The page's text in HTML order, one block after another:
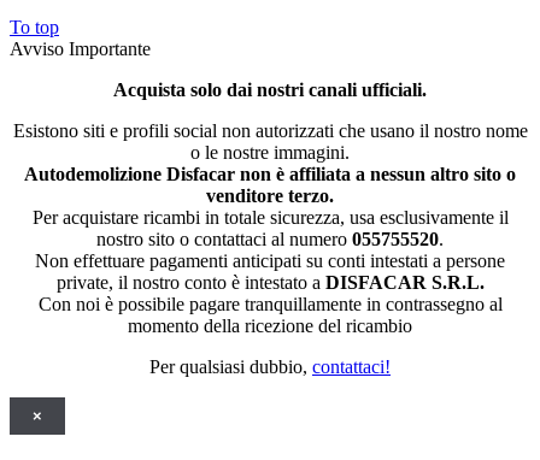
To top
Avviso Importante
Acquista solo dai nostri canali ufficiali.
Esistono siti e profili social non autorizzati che usano il nostro nome
o le nostre immagini.
Autodemolizione Disfacar non è affiliata a nessun altro sito o
venditore terzo.
Per acquistare ricambi in totale sicurezza, usa esclusivamente il
nostro sito o contattaci al numero 055755520.
Non effettuare pagamenti anticipati su conti intestati a persone
private, il nostro conto è intestato a DISFACAR S.R.L.
Con noi è possibile pagare tranquillamente in contrassegno al
momento della ricezione del ricambio
Per qualsiasi dubbio, contattaci!
×